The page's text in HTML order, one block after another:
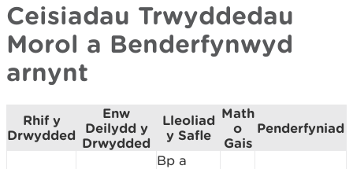
Ceisiadau Trwyddedau
Morol a Benderfynwyd
arnynt
Rhif y
Drwydded
Enw
Deilydd y
Drwydded
Lleoliad
y Safle
Math
o
Gais
Penderfyniad
Bp a